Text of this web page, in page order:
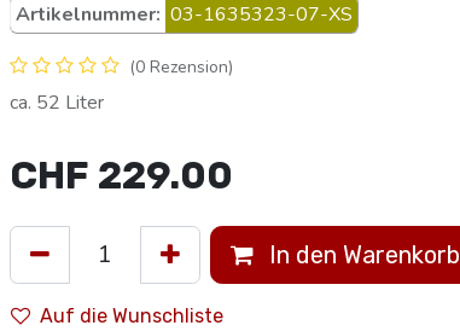
Artikelnummer: 03-1635323-07-XS
(0 Rezension)
ca. 52 Liter
CHF 229.00
In den Warenkorb
Auf die Wunschliste